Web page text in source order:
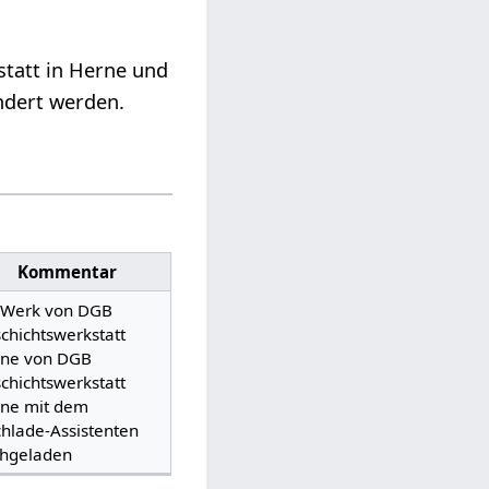
in Herne und
werden.
Kommentar
von DGB
von DGB
mit dem
Assistenten